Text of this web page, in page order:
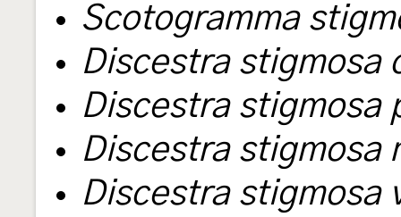
Scotogramma
Discestra stigmosa
Discestra stigmosa
Discestra stigmosa
Discestra stigmosa